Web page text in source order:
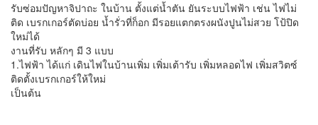
รับซ่อมปัญหาจิปาถะ ในบ้าน ตั้งแต่น้ำตัน ยันระบบไฟฟ้า เช่น ไฟไม่
ติด เบรกเกอร์ตัดบ่อย น้ำรั่วที่ก็อก มีรอยแตกตรงผนังปูนไม่สวย โป้ปิด
ใหม่ได้
งานที่รับ หลักๆ มี 3 แบบ
1.ไฟฟ้า ได้แก่ เดินไฟในบ้านเพิ่ม เพิ่มเต้ารับ เพิ่มหลอดไฟ เพิ่มสวิตซ์
ติดตั้งเบรกเกอร์ให้ใหม่
เป็นต้น